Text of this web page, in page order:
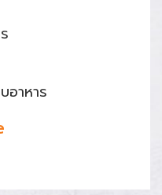
าหาร